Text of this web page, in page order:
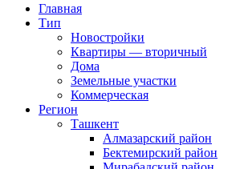
Главная
Тип
Новостройки
Квартиры — вторичный
Дома
Земельные участки
Коммерческая
Регион
Ташкент
Алмазарский район
Бектемирский район